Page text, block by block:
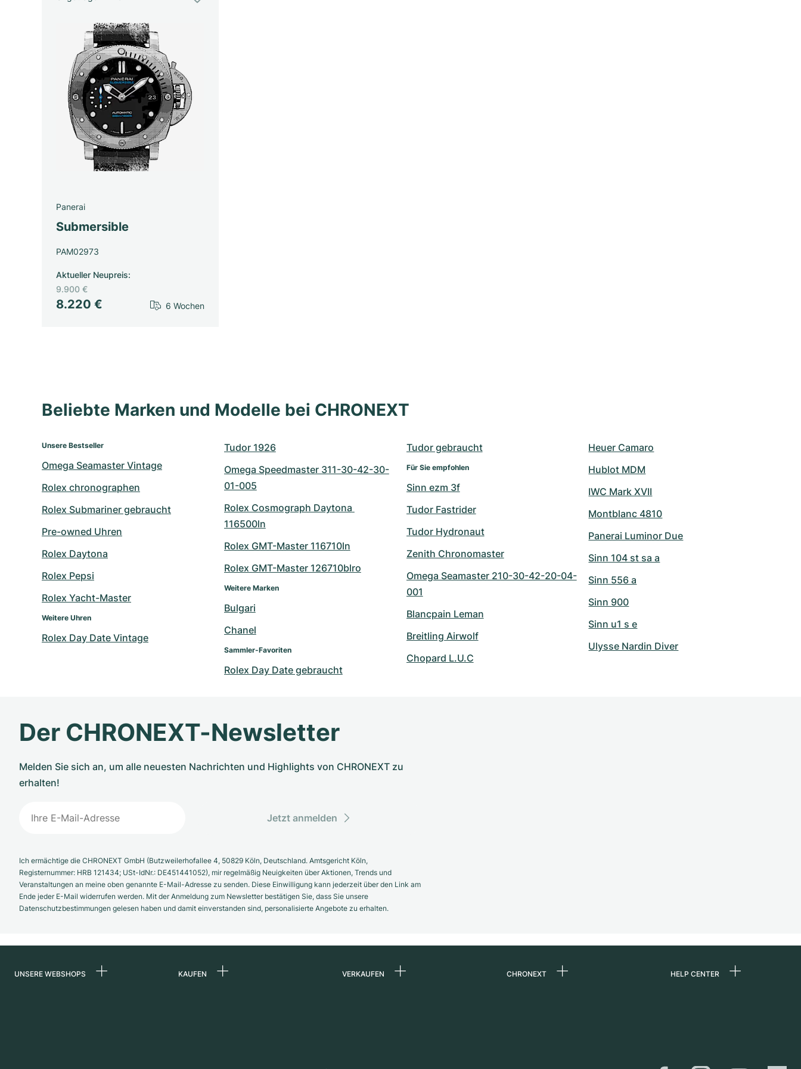
Panerai
Submersible
PAM02973
8.220 €
Aktueller Neupreis:
9.900 €
6 Wochen
Beliebte Marken und Modelle bei CHRONEXT
Unsere Bestseller
Omega Seamaster Vintage
Rolex chronographen
Rolex Submariner gebraucht
Pre-owned Uhren
Rolex Daytona
Rolex Pepsi
Rolex Yacht-Master
Weitere Uhren
Rolex Day Date Vintage
Tudor 1926
Omega Speedmaster 311-30-42-30-
01-005
Rolex Cosmograph Daytona
116500ln
Rolex GMT-Master 116710ln
Rolex GMT-Master 126710blro
Weitere Marken
Bulgari
Chanel
Sammler-Favoriten
Rolex Day Date gebraucht
Tudor gebraucht
Für Sie empfohlen
Sinn ezm 3f
Tudor Fastrider
Tudor Hydronaut
Zenith Chronomaster
Omega Seamaster 210-30-42-20-04-
001
Blancpain Leman
Breitling Airwolf
Chopard L.U.C
Heuer Camaro
Hublot MDM
IWC Mark XVII
Montblanc 4810
Panerai Luminor Due
Sinn 104 st sa a
Sinn 556 a
Sinn 900
Sinn u1 s e
Ulysse Nardin Diver
Der CHRONEXT-Newsletter
Melden Sie sich an, um alle neuesten Nachrichten und Highlights von CHRONEXT zu
erhalten!
Jetzt anmelden
Ich ermächtige die CHRONEXT GmbH (Butzweilerhofallee 4, 50829 Köln, Deutschland. Amtsgericht Köln,
Registernummer: HRB 121434; USt-IdNr.: DE451441052), mir regelmäßig Neuigkeiten über Aktionen, Trends und
Veranstaltungen an meine oben genannte E-Mail-Adresse zu senden. Diese Einwilligung kann jederzeit über den Link am
Ende jeder E-Mail widerrufen werden. Mit der Anmeldung zum Newsletter bestätigen Sie, dass Sie unsere
Datenschutzbestimmungen gelesen haben und damit einverstanden sind, personalisierte Angebote zu erhalten.
UNSERE WEBSHOPS KAUFEN VERKAUFEN CHRONEXT HELP CENTER
Versand &